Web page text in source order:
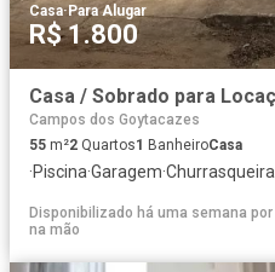
Casa·Para Alugar
R$ 1.800
Campos dos Goytacazes
55 m²2 Quartos1 BanheiroCasa
·Piscina·Garagem·Churrasqueira
Disponibilizado há uma semana por
na mão